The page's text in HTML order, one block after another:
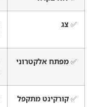
✅ צג
✅ מפתח אלקטרוני
✅ קורקינט מתקפל